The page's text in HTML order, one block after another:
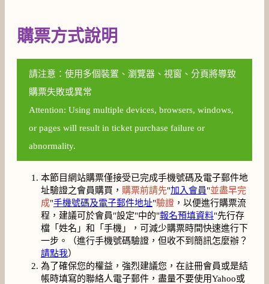
購票方式說明
請注意：使用多個裝置、瀏覽器、視窗、分頁將導致
購票失敗或異常
Attention: Using multiple devices, browsers, windows,
or pages will result in ticket purchase failure or
abnormality.
本節目網站購票僅接受已完成手機號碼及電子郵件地
址驗證之會員購買， 購票前請先"加入會員"並盡早完
成"手機號碼及電子郵件地址"驗證 ，以便進行購票流
程，建議可於會員"設定"中的"報名預填資料"先行存
檔「姓名」和「手機」，可減少購票時間快速進行下
一步。（進行手機號碼驗證，但收不到簡訊怎麼辦？
請點我）
為了確保您的權益，強烈建議您，在註冊會員或是結
帳時填寫的聯絡人電子郵件，盡量不要使用Yahoo或